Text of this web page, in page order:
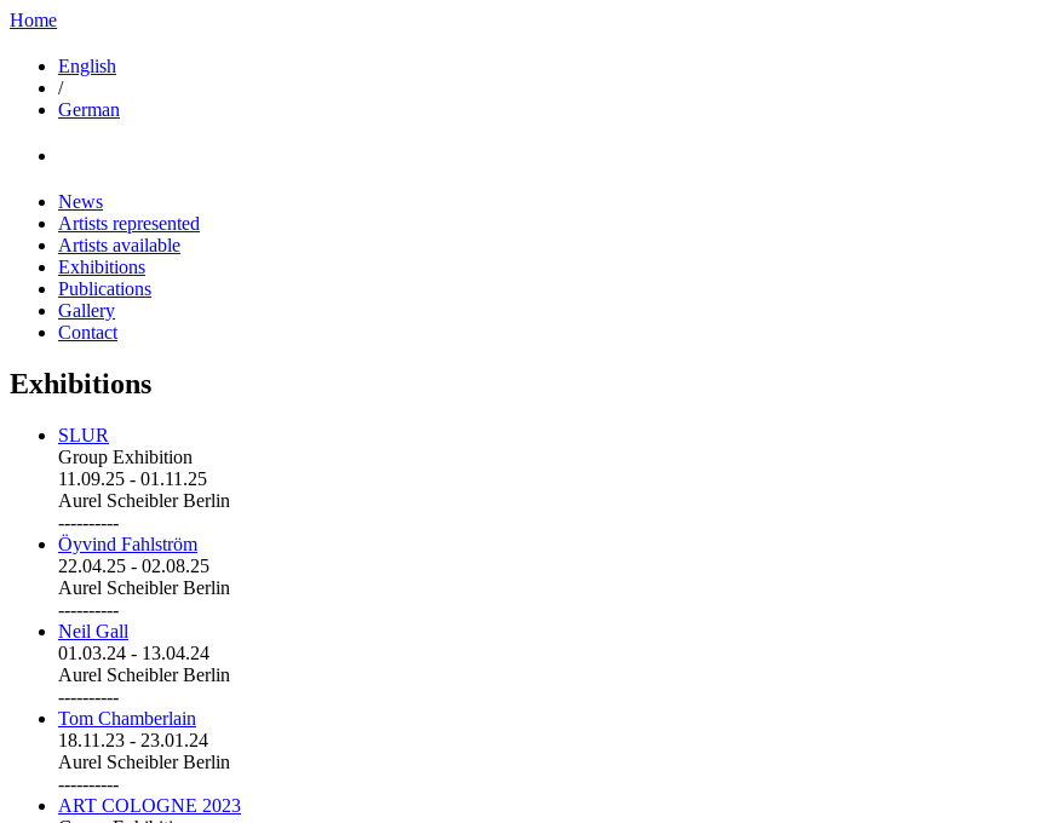
Home
English
/
German
News
Artists represented
Artists available
Exhibitions
Publications
Gallery
Contact
Exhibitions
SLUR
Group Exhibition
11.09.25 - 01.11.25
Aurel Scheibler Berlin
----------
Öyvind Fahlström
22.04.25 - 02.08.25
Aurel Scheibler Berlin
----------
Neil Gall
01.03.24 - 13.04.24
Aurel Scheibler Berlin
----------
Tom Chamberlain
18.11.23 - 23.01.24
Aurel Scheibler Berlin
----------
ART COLOGNE 2023